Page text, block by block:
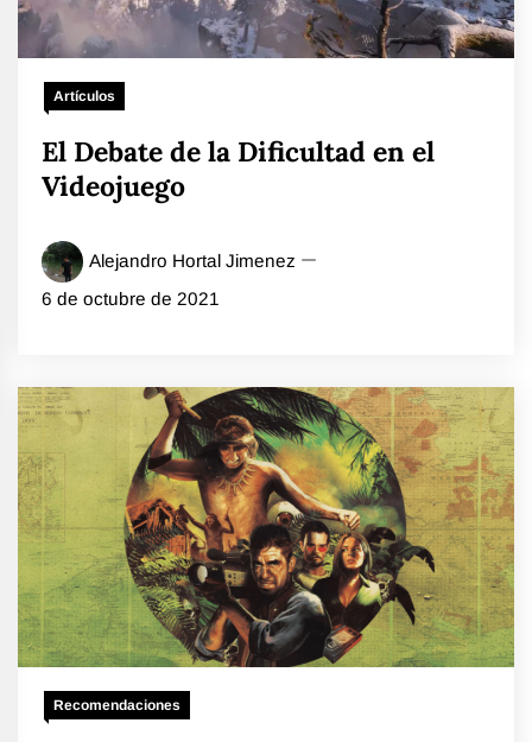
Artículos
El Debate de la Dificultad en el
Videojuego
Alejandro Hortal Jimenez
6 de octubre de 2021
Recomendaciones